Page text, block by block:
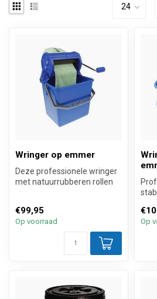
Wringer op emmer
Deze professionele wringer
met natuurrubberen rollen
€99,95
Op voorraad
w...
Op